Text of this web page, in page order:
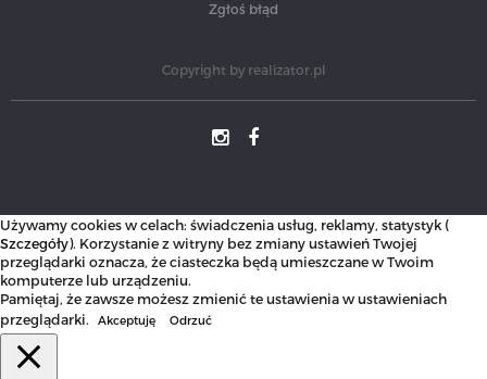
Zgłoś błąd
Copyright by realizator.pl
Używamy cookies w celach: świadczenia usług, reklamy, statystyk (
Szczegóły). Korzystanie z witryny bez zmiany ustawień Twojej
przeglądarki oznacza, że ciasteczka będą umieszczane w Twoim
komputerze lub urządzeniu.
Pamiętaj, że zawsze możesz zmienić te ustawienia w ustawieniach
przeglądarki.
Akceptuję Odrzuć